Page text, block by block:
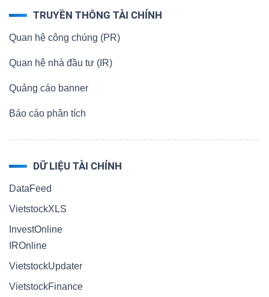
TRUYỀN THÔNG TÀI CHÍNH
Quan hệ công chúng (PR)
Quan hệ nhà đầu tư (IR)
Quảng cáo banner
Báo cáo phân tích
DỮ LIỆU TÀI CHÍNH
DataFeed
VietstockXLS
InvestOnline
IROnline
VietstockUpdater
VietstockFinance